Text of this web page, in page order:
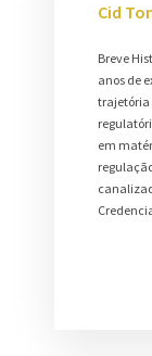
Cid
Breve
anos de
trajetória
em